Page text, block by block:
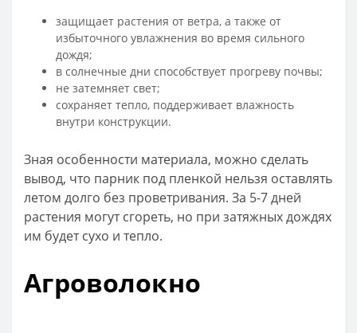
защищает растения от ветра, а также от
избыточного увлажнения во время сильного
дождя;
в солнечные дни способствует прогреву почвы;
не затемняет свет;
сохраняет тепло, поддерживает влажность
внутри конструкции.
Зная особенности материала, можно сделать
вывод, что парник под пленкой нельзя оставлять
летом долго без проветривания. За 5-7 дней
растения могут сгореть, но при затяжных дождях
им будет сухо и тепло.
Агроволокно